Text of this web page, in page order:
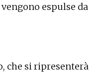
espulse da
che si ripresenterà